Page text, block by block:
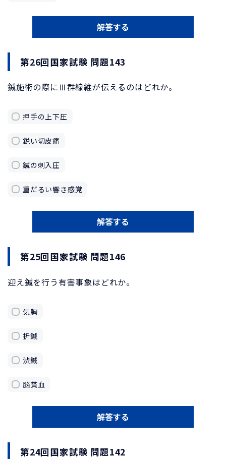
解答する
第26回国家試験 問題143
鍼施術の際にⅢ群線維が伝えるのはどれか。
押手の上下圧
鋭い切皮痛
鍼の刺入圧
重だるい響き感覚
解答する
第25回国家試験 問題146
迎え鍼を行う有害事象はどれか。
気胸
折鍼
渋鍼
脳貧血
解答する
第24回国家試験 問題142